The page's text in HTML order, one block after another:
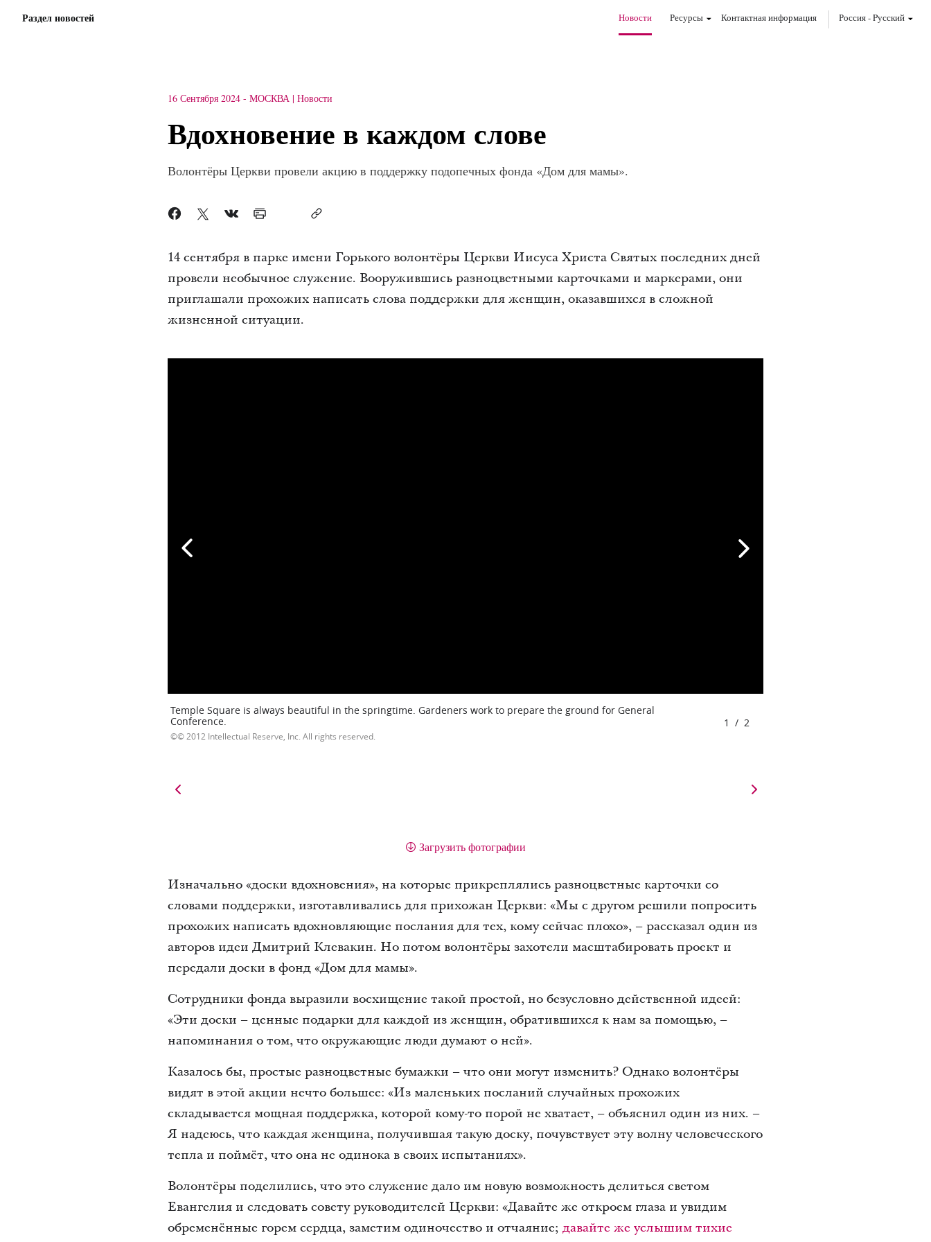
Раздел новостей Новости Ресурсы Контактная информация Россия-Pусский
16 Сентября 2024 - МОСКВА Новости
Вдохновение в каждом слове
Волонтёры Церкви провели акцию в поддержку подопечных фонда «Дом для мамы».
14 сентября в парке имени Горького волонтёры Церкви Иисуса Христа Святых последних дней
провели необычное служение. Вооружившись разноцветными карточками и маркерами, они
приглашали прохожих написать слова поддержки для женщин, оказавшихся в сложной
жизненной ситуации.
Temple Square is always beautiful in the springtime. Gardeners work to prepare the ground for General
Conference.
© 2012 Intellectual Reserve, Inc. All rights reserved.
1 / 2
Загрузить фотографии
Изначально «доски вдохновения», на которые прикреплялись разноцветные карточки со
словами поддержки, изготавливались для прихожан Церкви: «Мы с другом решили попросить
прохожих написать вдохновляющие послания для тех, кому сейчас плохо», – рассказал один из
авторов идеи Дмитрий Клевакин. Но потом волонтёры захотели масштабировать проект и
передали доски в фонд «Дом для мамы».
Сотрудники фонда выразили восхищение такой простой, но безусловно действенной идеей:
«Эти доски – ценные подарки для каждой из женщин, обратившихся к нам за помощью, –
напоминания о том, что окружающие люди думают о ней».
Казалось бы, простые разноцветные бумажки – что они могут изменить? Однако волонтёры
видят в этой акции нечто большее: «Из маленьких посланий случайных прохожих
складывается мощная поддержка, которой кому-то порой не хватает, – объяснил один из них. –
Я надеюсь, что каждая женщина, получившая такую доску, почувствует эту волну человеческого
тепла и поймёт, что она не одинока в своих испытаниях».
Волонтёры поделились, что это служение дало им новую возможность делиться светом
Евангелия и следовать совету руководителей Церкви: «Давайте же откроем глаза и увидим
обременённые горем сердца, заметим одиночество и отчаяние; давайте же услышим тихие